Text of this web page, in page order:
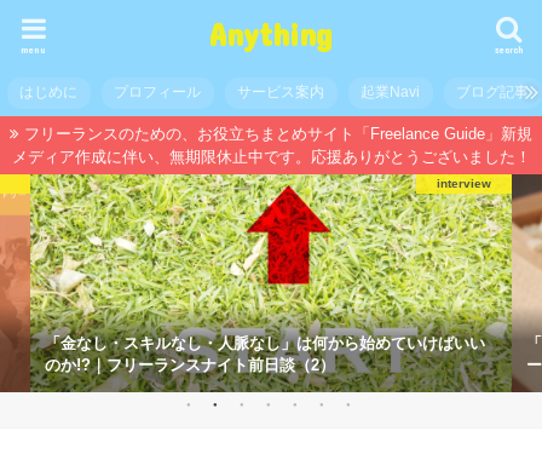
Anything search
menu
はじめに プロフィール サービス案内 起業Navi ブログ記事
フリーランスのための、お役立ちまとめサイト「Freelance Guide」新規
メディア作成に伴い、無期限休止中です。応援ありがとうございました！
interview
「金なし・スキルなし・人脈なし」は何から始めていけばいい
のか!?｜フリーランスナイト前日談（2）